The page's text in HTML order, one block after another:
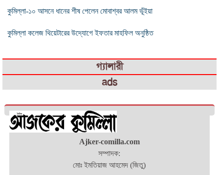
কুমিল্লা-১০ আসনে ধানের শীষ পেলেন মোবাশ্বর আলম ভূঁইয়া
কুমিল্লা কলেজ থিয়েটারের উদ্যোগে ইফতার মাহফিল অনুষ্ঠিত
গ্যালারী
ads
Ajker-comilla.com
সম্পাদক:
মোঃ ইমতিয়াজ আহমেদ (জিতু)